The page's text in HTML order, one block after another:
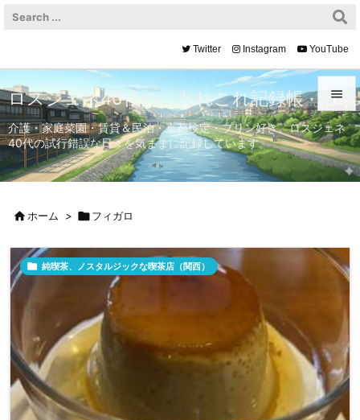


メニュ

サイド

次へ
Twitter Instagram YouTube
ロスジェネ40代の、あれこれ記録帳
介護・家庭菜園・賃貸＆民泊・京都検定・プリン好き。ロスジェネ
40代の試行錯誤な日々を気ままに記録しています。
ホーム > フィガロ
 純喫茶、ノスタルジックな喫茶店（関西）